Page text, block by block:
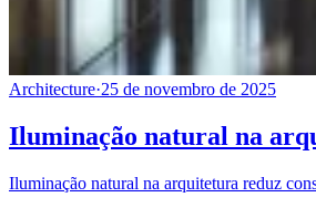
Architecture·25 de novembro de 2025
Iluminação natural na
Iluminação natural na arquitetura reduz